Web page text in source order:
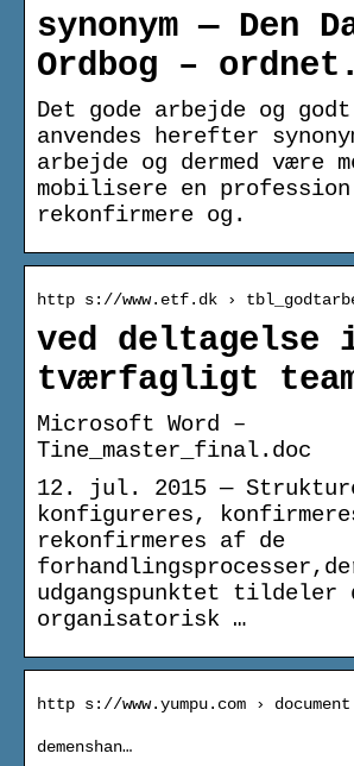
synonym — Den
Ordbog –
Det gode arbejde og
anvendes herefter
arbejde og dermed være
mobilisere en
rekonfirmere og.
http s://www.etf.dk ›
ved deltagelse
tværfagligt
Microsoft Word –
Tine_master_final.doc
12. jul. 2015 —
konfigureres,
rekonfirmeres af de
udgangspunktet tildeler
organisatorisk …
http s://www.yumpu.com ›
demenshan…